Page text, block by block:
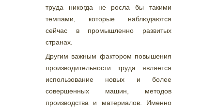
труда никогда не росла бы такими
темпами, которые наблюдаются
сейчас в промышленно развитых
странах.
Другим важным фактором повышения
производительности труда является
использование новых и более
совершенных машин, методов
производства и материалов. Именно